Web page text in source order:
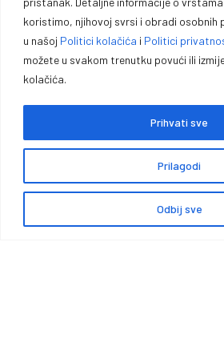
koristimo, njihovoj svrsi i obradi osobnih
u našoj Politici kolačića i Politici
možete u svakom trenutku povući ili
kolačića.
Prilagodi
Odbij sve
Prihvati sve
Vrhunska opremu za lovce, sportiste,
našoj ponudi pronaći ćete pouzdano
opremu za lov, sport outdoor aktivnosti.
Politika kolačića Politika privatnosti